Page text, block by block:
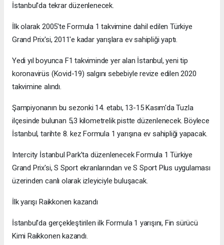
İstanbul'da tekrar düzenlenecek.
İlk olarak 2005'te Formula 1 takvimine dahil edilen Türkiye
Grand Prix'si, 2011'e kadar yarışlara ev sahipliği yaptı.
Yedi yıl boyunca F1 takviminde yer alan İstanbul, yeni tip
koronavirüs (Kovid-19) salgını sebebiyle revize edilen 2020
takvimine alındı.
Şampiyonanın bu sezonki 14. etabı, 13-15 Kasım'da Tuzla
ilçesinde bulunan 5,3 kilometrelik pistte düzenlenecek. Böylece
İstanbul, tarihte 8. kez Formula 1 yarışına ev sahipliği yapacak.
Intercity İstanbul Park’ta düzenlenecek Formula 1 Türkiye
Grand Prix'si, S Sport ekranlarından ve S Sport Plus uygulaması
üzerinden canlı olarak izleyiciyle buluşacak.
İlk yarışı Raikkonen kazandı
İstanbul'da gerçekleştirilen ilk Formula 1 yarışını, Fin sürücü
Kimi Raikkonen kazandı.